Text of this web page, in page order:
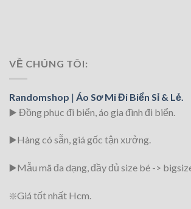
VỀ CHÚNG TÔI:
Randomshop | Áo Sơ Mi Đi Biển Sỉ & Lẻ.
▶️ Đồng phục đi biển , áo gia đình đi biển.
▶️Hàng có sẵn, giá gốc tận xưởng.
▶️Mẫu mã đa dạng, đầy đủ size bé ->
❇️Giá tốt nhất Hcm.